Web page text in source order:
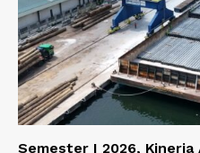
Semester I 2026, Kinerja